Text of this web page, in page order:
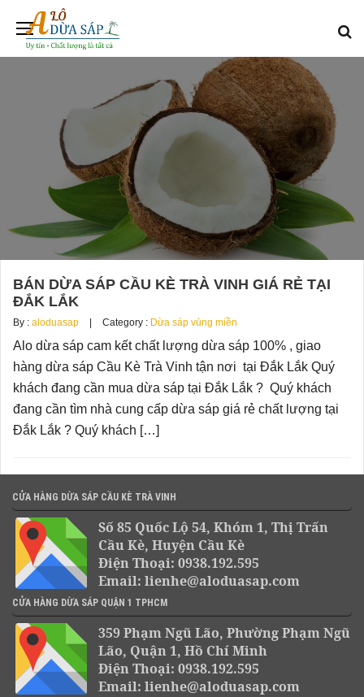
BÁN DỪA SÁP CẦU KÈ TRÀ VINH GIÁ RẺ TẠI
ĐẮK LẮK
By : aloduasap Category : Dừa sáp vùng miền
Alo dừa sáp cam kết chất lượng dừa sáp 100% , giao
hàng dừa sáp Cầu Kè Trà Vinh tận nơi tại Đắk Lắk Quý
khách đang cần mua dừa sáp tại Đắk Lắk ? Quý khách
đang cần tìm nhà cung cấp dừa sáp giá rẻ chất lượng tại
Đắk Lắk ? Quý khách […]
CỬA HÀNG DỪA SÁP CẦU KÈ TRÀ VINH
Số 85 Quốc Lộ 54, Khóm 1, Thị Trấn
Cầu Kè, Huyện Cầu Kè
Điện Thoại: 0938.192.595
Email: lienhe@aloduasap.com
CỬA HÀNG DỪA SÁP QUẬN 1 TPHCM
359 Phạm Ngũ Lão, Phường Phạm Ngũ
Lão, Quận 1, Hồ Chí Minh
Điện Thoại: 0938.192.595
Email: lienhe@aloduasap.com